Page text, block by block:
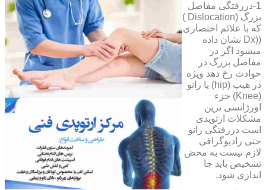
1-دررفتگی مفاصل
بزرگ (Dislocation )
که با علائم اختصاری
((Dx نشان داده
میشود اگر در
مفاصل بزرگ در
حوادث رخ دهد ویژه
در هیپ (hip) یا زانو
(Knee) جزء
اورژانسی ترین
مشکلات ارتوپدی
است دررفتگی زانو
حتی رادیوگرافی
لازم نیست به محض
تشخیص باید جا
اندازی شود.